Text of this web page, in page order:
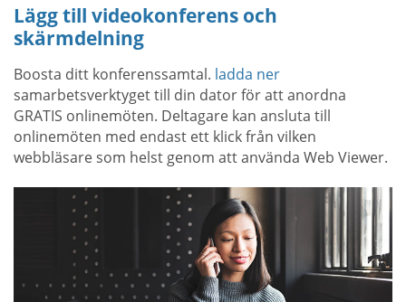
Lägg till videokonferens och
skärmdelning
Boosta ditt konferenssamtal. ladda ner
samarbetsverktyget till din dator för att anordna
GRATIS onlinemöten. Deltagare kan ansluta till
onlinemöten med endast ett klick från vilken
webbläsare som helst genom att använda Web Viewer.